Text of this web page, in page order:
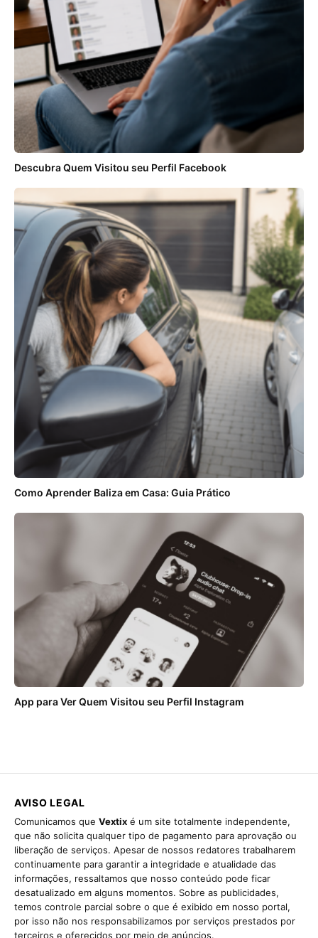
Descubra Quem Visitou seu Perfil Facebook
Como Aprender Baliza em Casa: Guia Prático
App para Ver Quem Visitou seu Perfil Instagram
AVISO LEGAL
Comunicamos que Vextix é um site totalmente independente,
que não solicita qualquer tipo de pagamento para aprovação ou
liberação de serviços. Apesar de nossos redatores trabalharem
continuamente para garantir a integridade e atualidade das
informações, ressaltamos que nosso conteúdo pode ficar
desatualizado em alguns momentos. Sobre as publicidades,
temos controle parcial sobre o que é exibido em nosso portal,
por isso não nos responsabilizamos por serviços prestados por
terceiros e oferecidos por meio de anúncios.